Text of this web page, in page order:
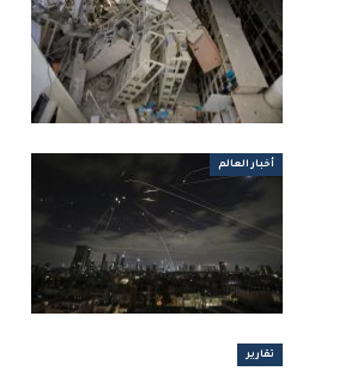
أخبار العالم
تقارير